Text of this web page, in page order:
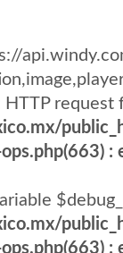
HTTP
:
: